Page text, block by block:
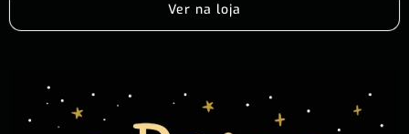
Ver na loja